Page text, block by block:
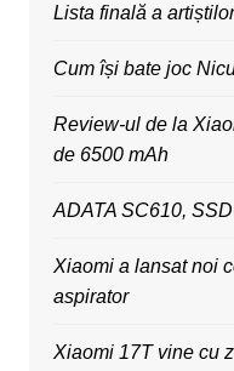
Lista finală a
Cum își bate joc
Review-ul de la
de 6500 mAh
ADATA SC610,
Xiaomi a lansat noi
aspirator
Xiaomi 17T vine cu